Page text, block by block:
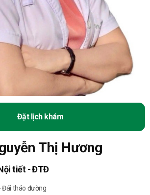
Đặt lịch khám
Thị Hương
tiết - ĐTĐ
Đái tháo đường